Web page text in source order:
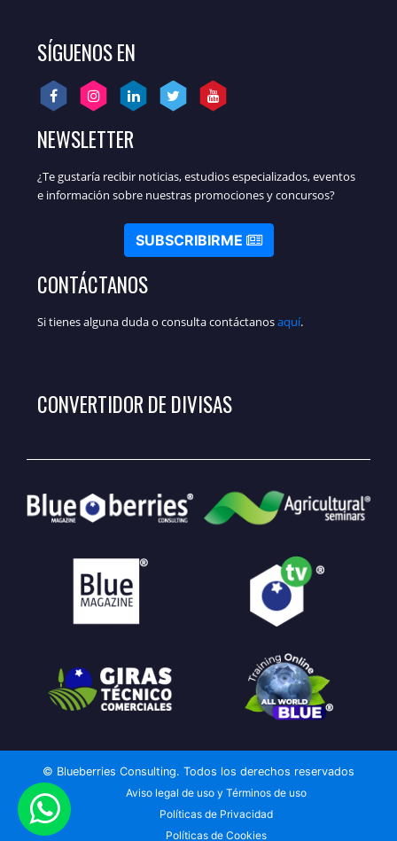
SÍGUENOS EN
NEWSLETTER
¿Te gustaría recibir noticias, estudios especializados, eventos
e información sobre nuestras promociones y concursos?
SUBSCRIBIRME
CONTÁCTANOS
Si tienes alguna duda o consulta contáctanosaquí.
CONVERTIDOR DE DIVISAS
© Blueberries Consulting. Todos los derechos reservados
Aviso legal de uso y Términos de uso
Políticas de Privacidad
Políticas de Cookies